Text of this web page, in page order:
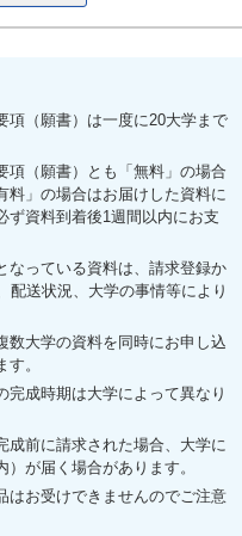
項（願書）は一度に20大学まで
項（願書）とも「無料」の場合
料」の場合はお届けした資料に
ず資料到着後1週間以内にお支
なっている資料は、請求登録か
配送状況、大学の事情等により
数大学の資料を同時にお申し込
。
完成時期は大学によって異なり
成前に請求された場合、大学に
が届く場合があります。
はお受けできませんのでご注意